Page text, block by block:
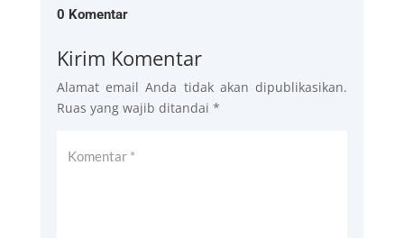
0 Komentar
Kirim Komentar
Alamat email Anda tidak akan dipublikasikan.
Ruas yang wajib ditandai *